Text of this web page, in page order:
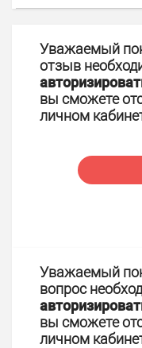
Уважаемый
отзыв
вы сможете
личном
Уважаемый
вопрос
вы сможете
личном